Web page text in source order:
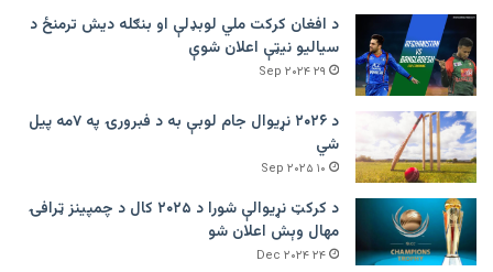
د افغان کرکت ملي لوبډلې او بنګله دیش ترمنځ د
سیالیو نیټې اعلان شوې
۲۹ Sep ۲۰۲۴
د ۲۰۲۶ نړیوال جام لوبې به د فبرورۍ په ۷مه پیل
شي
۱۰ Sep ۲۰۲۵
د کرکټ نړیوالې شورا د ۲۰۲۵ کال د چمپینز ټرافۍ
مهال وېش اعلان شو
۲۴ Dec ۲۰۲۴